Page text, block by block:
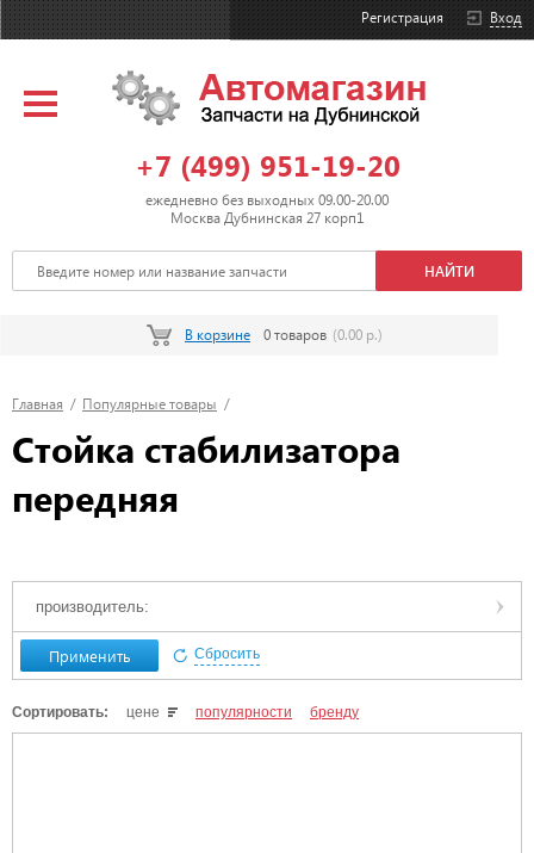
Вход
Регистрация
+7 (499) 951-19-20
ежедневно без выходных 09.00-20.00
Москва Дубнинская 27 корп1
В корзине 0 товаров (0.00 р.)
Главная / Популярные товары /
Стойка стабилизатора
передняя
производитель:
Применить Сбросить
Сортировать: цене популярности бренду